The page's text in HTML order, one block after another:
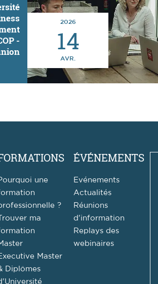
-
2026
14
AVR.
une
?
Trouver ma
Master
Diplômes
ÉVÉNEMENTS
Evénements
Actualités
Réunions
d'information
Replays des
webinaires